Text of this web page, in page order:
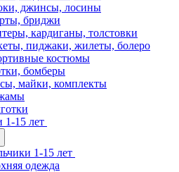
джинсы, лосины
бриджи
кардиганы, толстовки
пиджаки, жилеты, болеро
костюмы
бомберы
майки, комплекты
1-15 лет
1-15 лет
одежда